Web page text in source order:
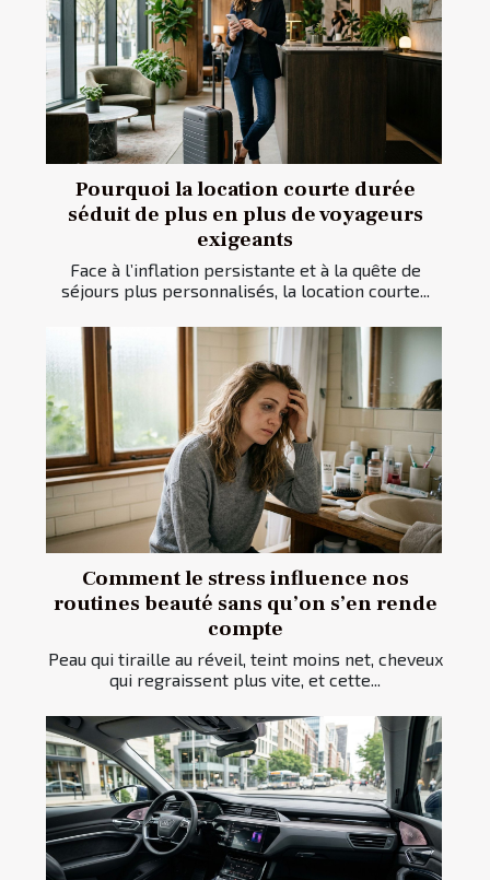
Pourquoi la location courte durée
séduit de plus en plus de voyageurs
exigeants
Face à l’inflation persistante et à la quête de
séjours plus personnalisés, la location courte...
Comment le stress influence nos
routines beauté sans qu’on s’en rende
compte
Peau qui tiraille au réveil, teint moins net, cheveux
qui regraissent plus vite, et cette...